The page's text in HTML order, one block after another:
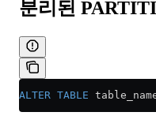
분리된
ALTER TABLE